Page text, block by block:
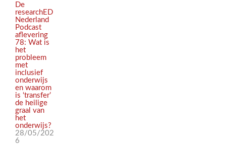
De
researchED
Nederland
Podcast
aflevering
78: Wat is
het
probleem
met
inclusief
onderwijs
en waarom
is ‘transfer’
de heilige
graal van
het
onderwijs?
28/05/202
6